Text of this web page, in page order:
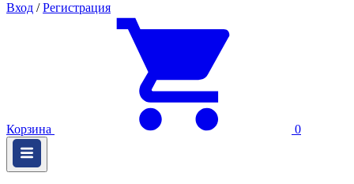
Вход / Регистрация
Корзина 0